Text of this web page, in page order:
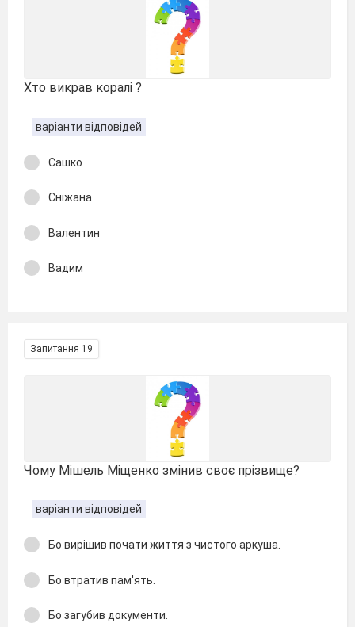
Хто викрав коралі ?
варіанти відповідей
Сашко
Сніжана
Валентин
Вадим
Запитання 19
Чому Мішель Міщенко змінив своє прізвище?
варіанти відповідей
Бо вирішив почати життя з чистого аркуша.
Бо втратив пам'ять.
Бо загубив документи.